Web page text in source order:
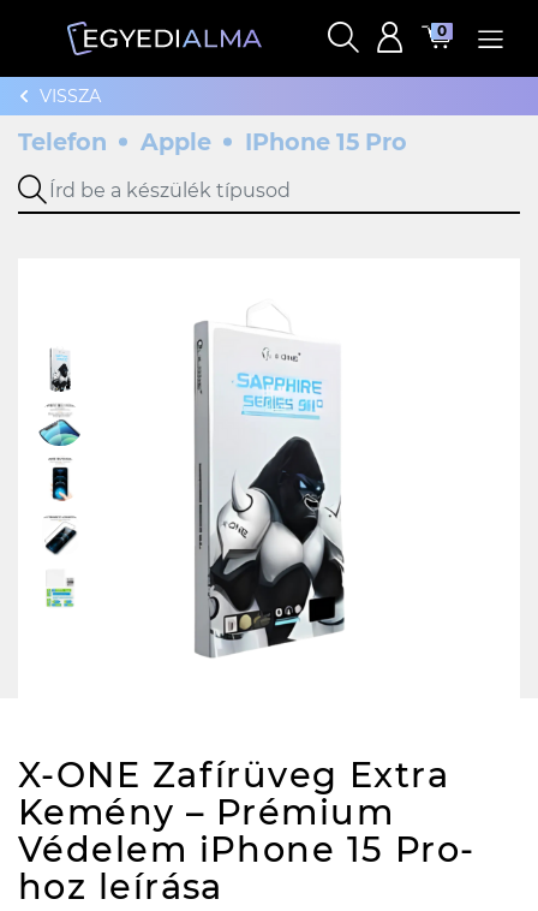
0
VISSZA
Telefon Apple IPhone 15 Pro
X-ONE Zafírüveg Extra
Kemény – Prémium
Védelem iPhone 15 Pro-
hoz leírása